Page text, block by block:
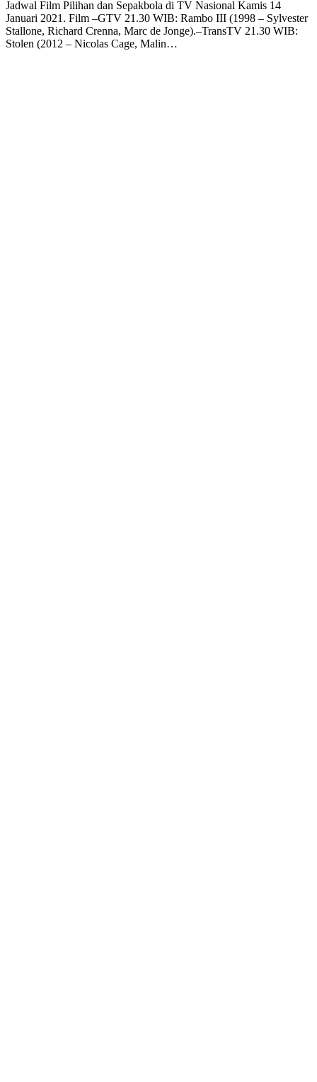
Jadwal Film Pilihan dan Sepakbola di TV Nasional Kamis 14
Januari 2021. Film –GTV 21.30 WIB: Rambo III (1998 – Sylvester
Stallone, Richard Crenna, Marc de Jonge).–TransTV 21.30 WIB:
Stolen (2012 – Nicolas Cage, Malin…